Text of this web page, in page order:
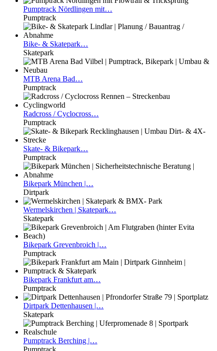
Pumptrack Nördlingen mit…
Pumptrack
Bike- & Skatepark…
Skatepark
MTB Arena Bad…
Pumptrack
Radcross / Cyclocross…
Pumptrack
Skate- & Bikepark…
Pumptrack
Bikepark München |…
Dirtpark
Wermelskirchen | Skatepark…
Skatepark
Bikepark Grevenbroich |…
Pumptrack
Bikepark Frankfurt am…
Pumptrack
Dirtpark Dettenhausen |…
Skatepark
Pumptrack Berching |…
Pumptrack